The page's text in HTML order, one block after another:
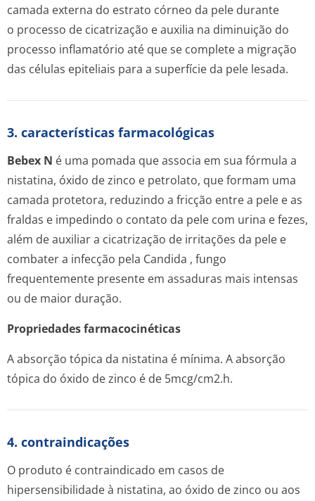
camada externa do estrato córneo da pele durante
o processo de cicatrização e auxilia na diminuição do
processo inflamatório até que se complete a migração
das células epiteliais para a superfície da pele lesada.
3. características farmacológicas
Bebex N é uma pomada que associa em sua fórmula a
nistatina, óxido de zinco e petrolato, que formam uma
camada protetora, reduzindo a fricção entre a pele e as
fraldas e impedindo o contato da pele com urina e fezes,
além de auxiliar a cicatrização de irritações da pele e
combater a infecção pela Candida , fungo
frequentemente presente em assaduras mais intensas
ou de maior duração.
Propriedades farmacocinéticas
A absorção tópica da nistatina é mínima. A absorção
tópica do óxido de zinco é de 5mcg/cm2.h.
4. contraindicações
O produto é contraindicado em casos de
hipersensibilidade à nistatina, ao óxido de zinco ou aos